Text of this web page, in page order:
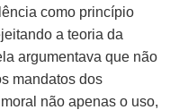
como princípio
a teoria da
argumentava que não
mandatos dos
não apenas o uso,